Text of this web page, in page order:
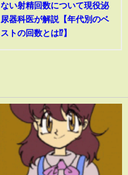
ない射精回数について現役泌
尿器科医が解説【年代別のベ
ストの回数とは⁉︎】